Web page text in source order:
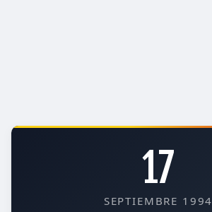
17
SEPTIEMBRE 1994